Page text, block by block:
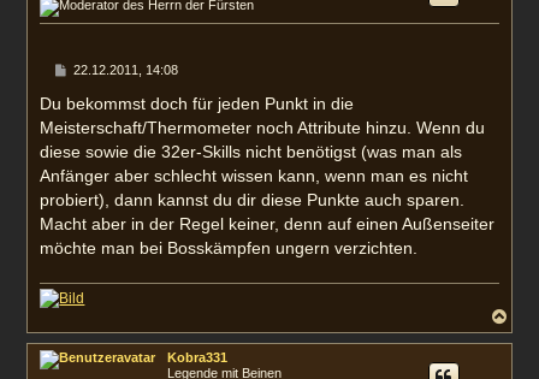
B
i
r
a
g
22.12.2011, 14:08
Du bekommst doch für jeden Punkt in die
Meisterschaft/Thermometer noch Attribute hinzu. Wenn du
diese sowie die 32er-Skills nicht benötigst (was man als
Anfänger aber schlecht wissen kann, wenn man es nicht
probiert), dann kannst du dir diese Punkte auch sparen.
Macht aber in der Regel keiner, denn auf einen Außenseiter
möchte man bei Bosskämpfen ungern verzichten.
a
c
Kobra331
Legende mit Beinen